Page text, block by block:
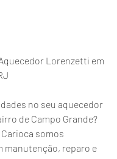
Lorenzetti em
no seu aquecedor
de Campo Grande?
somos
manutenção, reparo e